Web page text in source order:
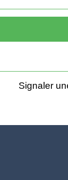
Signaler